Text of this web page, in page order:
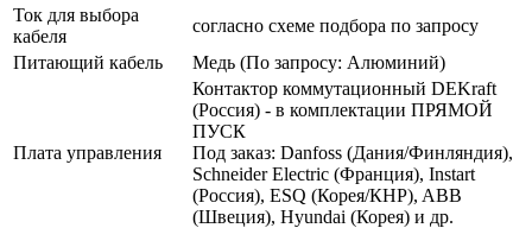
Ток для выбора
кабеля
согласно схеме подбора по запросу
Питающий кабель
Медь (По запросу: Алюминий)
Плата управления
Контактор коммутационный DEKraft
(Россия) - в комплектации ПРЯМОЙ
ПУСК
Под заказ: Danfoss (Дания/Финляндия),
Schneider Electric (Франция), Instart
(Россия), ESQ (Корея/КНР), ABB
(Швеция), Hyundai (Корея) и др.